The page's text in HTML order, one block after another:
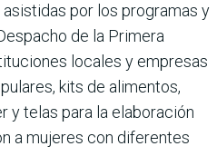
por los programas y
de la Primera
locales y empresas
kits de alimentos,
y telas para la elaboración
a mujeres con diferentes